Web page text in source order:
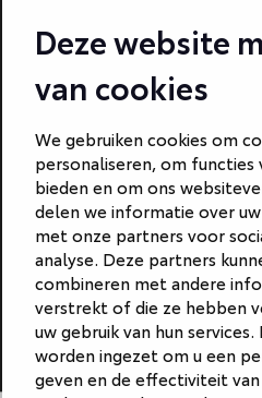
Deze website
van cookies
We gebruiken cookies om
personaliseren, om
bieden en om ons
delen we informatie over
met onze partners voor
analyse. Deze partners
combineren met andere
verstrekt of die ze hebben
uw gebruik van hun
worden ingezet om u een
geven en de effectiviteit
Autobedrijf Ede
Autobedrijf Hilversum
Autobedrijf Veenendaal
Van Gent Schadeherstel